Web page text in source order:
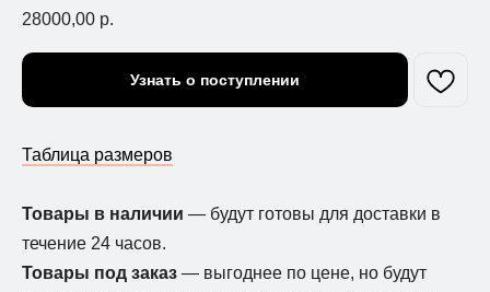
28000,00 р.
Узнать о поступлении
Таблица размеров
Товары в наличии — будут готовы для доставки в
течение 24 часов.
Товары под заказ — выгоднее по цене, но будут